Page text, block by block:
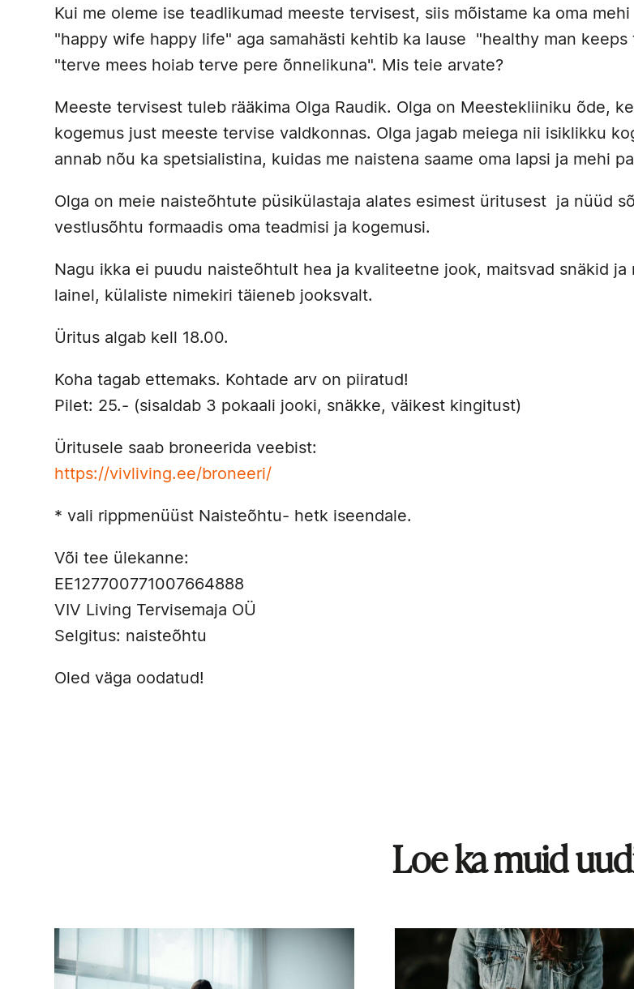
Kui me oleme ise teadlikumad meeste tervisest, siis mõistame ka oma
"happy wife happy life" aga samahästi kehtib ka lause "healthy man
"terve mees hoiab terve pere õnnelikuna". Mis teie arvate?
Meeste tervisest tuleb rääkima Olga Raudik. Olga on Meestekliiniku õde,
kogemus just meeste tervise valdkonnas. Olga jagab meiega nii isiklikku
annab nõu ka spetsialistina, kuidas me naistena saame oma lapsi ja mehi
Olga on meie naisteõhtute püsikülastaja alates esimest üritusest ja nüüd
vestlusõhtu formaadis oma teadmisi ja kogemusi.
Nagu ikka ei puudu naisteõhtult hea ja kvaliteetne jook, maitsvad snäkid
lainel, külaliste nimekiri täieneb jooksvalt.
Üritus algab kell 18.00.
Koha tagab ettemaks. Kohtade arv on piiratud!
Pilet: 25.- (sisaldab 3 pokaali jooki, snäkke, väikest kingitust)
Üritusele saab broneerida veebist:
https://vivliving.ee/broneeri/
* vali rippmenüüst Naisteõhtu- hetk iseendale.
Või tee ülekanne:
EE127700771007664888
VIV Living Tervisemaja OÜ
Selgitus: naisteõhtu
Oled väga oodatud!
Loe ka muid